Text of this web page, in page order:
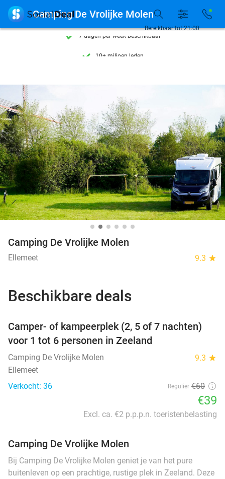
7 dagen per week beschikbaar
7 dagen per week beschikbaar
10+ miljoen leden
Bereikbaar tot 21:00
 Camping De Vrolijke Molen
Camping De Vrolijke Molen
Ellemeet 9.3 star
Beschikbare deals
Camper- of kampeerplek (2, 5 of 7 nachten)
voor 1 tot 6 personen in Zeeland
Camping De Vrolijke Molen 9.3 star
Ellemeet
Verkocht: 36
Regulier €60
€39
Excl. ca. €2 p.p.p.n. toeristenbelasting
Camping De Vrolijke Molen
Bij Camping De Vrolijke Molen geniet je van het pure
buitenleven op een prachtige, rustige plek in Zeeland. Deze